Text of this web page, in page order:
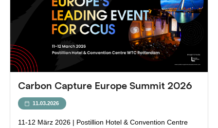
Carbon Capture Europe Summit 2026
11.03.2026
11-12 März 2026 | Postillion Hotel & Convention Centre